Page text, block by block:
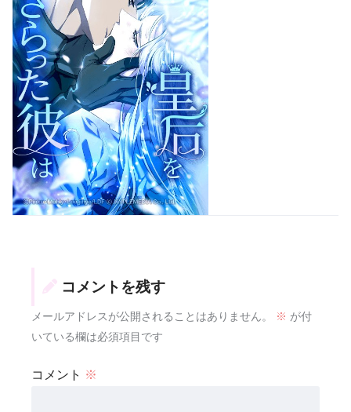
コメントを残す
メールアドレスが公開されることはありません。 ※ が付
いている欄は必須項目です
コメント ※